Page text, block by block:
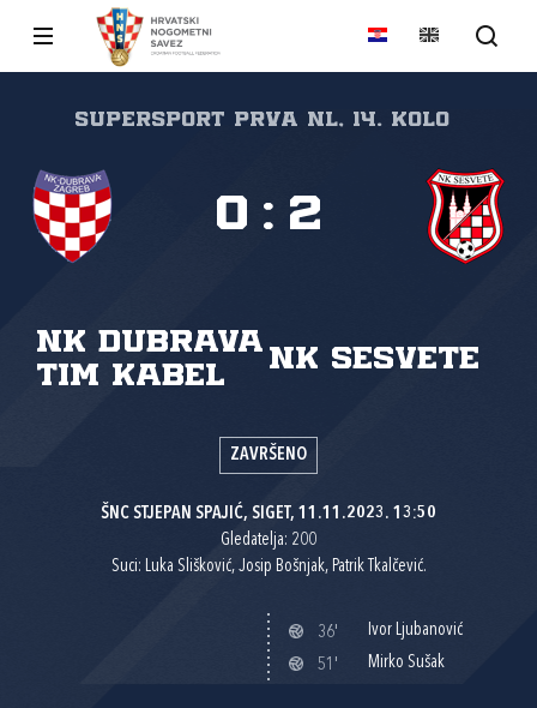
SuperSport Prva NL, 14. kolo
NK Dubrava
Tim Kabel
NK Sesvete
0 : 2
ZAVRŠENO
ŠNC STJEPAN SPAJIĆ, SIGET, 11.11.2023. 13:50
Gledatelja: 200
Suci: Luka Slišković, Josip Bošnjak, Patrik Tkalčević.
36'
Ivor Ljubanović
51'
Mirko Sušak